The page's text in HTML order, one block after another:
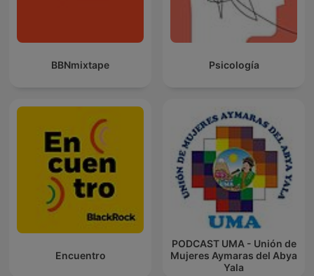
BBNmixtape Psicología
Encuentro
PODCAST UMA - Unión de
Mujeres Aymaras del Abya
Yala